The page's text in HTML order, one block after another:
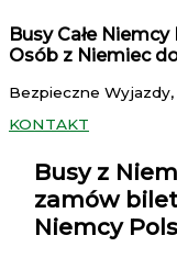
Busy Całe
Osób z Niemiec
Bezpieczne
KONTAKT
Busy z
zamów
Niemcy